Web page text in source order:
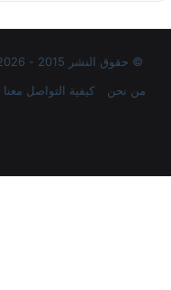
© حقوق النشر 2015 - 2026، جميع الحقوق محفوظة | الصفحة العربية
من نحن
كيفية التواصل معنا